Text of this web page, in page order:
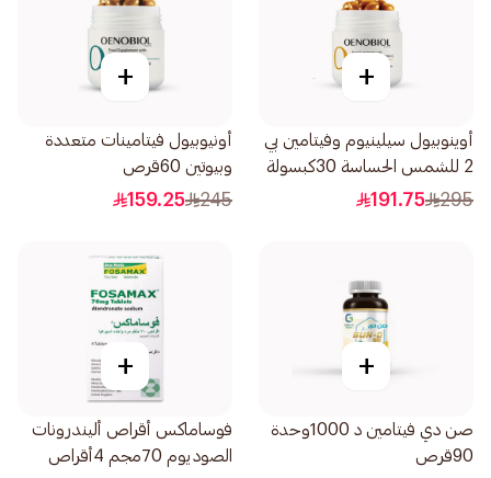
+
أوينوبيول سيلينيوم وفيتامين بي
2 للشمس الحساسة 30كبسولة
295
191.75
+
أونيوبيول فيتامينات متعددة
وبيوتين 60قرص
245
159.25
+
صن دي فيتامين د 1000وحدة
90قرص
+
فوساماكس أقراص أليندرونات
الصوديوم 70مجم 4أقراص